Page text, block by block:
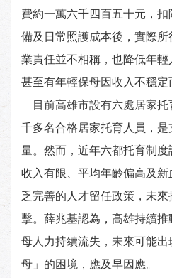
費約一萬六千四百五十元，
備及日常照護成本後，實際
業責任並不相稱，也降低年輕
甚至有年輕保母因收入不穩定
目前高雄市設有六處居家
千多名合格居家托育人員，
量。然而，近年六都托育制
收入有限、平均年齡偏高及
乏完善的人才留任政策，未
擊。薛兆基認為，高雄持續
母人力持續流失，未來可能
母」的困境，應及早因應。